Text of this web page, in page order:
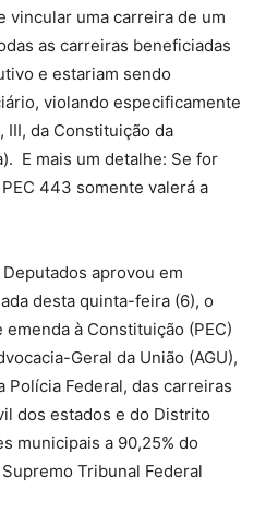
vincular uma carreira de um
as carreiras beneficiadas
e estariam sendo
violando especificamente
III, da Constituição da
E mais um detalhe: Se for
443 somente valerá a
aprovou em
desta quinta-feira (6), o
à Constituição (PEC)
Geral da União (AGU),
Polícia Federal, das carreiras
dos estados e do Distrito
municipais a 90,25% do
Tribunal Federal